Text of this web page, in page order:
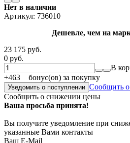
Нет в наличии
Артикул: 736010
Дешевле, чем на
23 175 руб.
0 руб.
В
+463 бонус(ов) за покупку
Уведомить о поступлении Сообщить
Сообщить о снижении цены
Ваша просьба принята!
Вы получите уведомление при
указанные Вами контакты
Ваш E-Mail